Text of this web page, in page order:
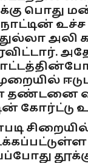
பொது
அலி
கோர்ட்டு